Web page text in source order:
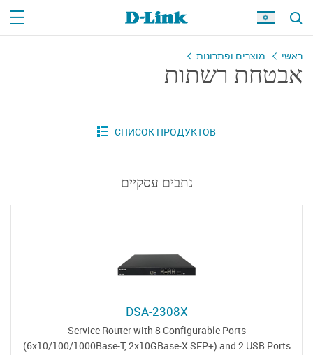
ראשי מוצרים ופתרונות
אבטחת רשתות
נתבים עסקיים
DSA-2308X
Service Router with 8 Configurable Ports
(6x10/100/1000Base-T, 2x10GBase-X SFP+) and 2 USB Ports